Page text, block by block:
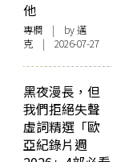
他
專欄 | by邁
克 | 2026-07-27
黑夜漫長，但
我們拒絕失聲
虛詞精選「歐
亞紀錄片週